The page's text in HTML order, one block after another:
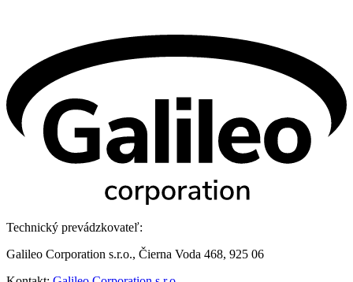
Technický prevádzkovateľ:
Galileo Corporation s.r.o., Čierna Voda 468, 925 06